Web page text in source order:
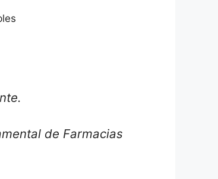
de Farmacias